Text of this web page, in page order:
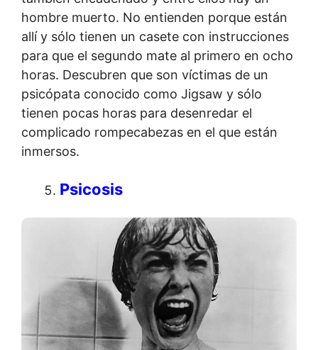
hombre muerto. No entienden porque están
allí y sólo tienen un casete con instrucciones
para que el segundo mate al primero en ocho
horas. Descubren que son víctimas de un
psicópata conocido como Jigsaw y sólo
tienen pocas horas para desenredar el
complicado rompecabezas en el que están
inmersos.
Psicosis